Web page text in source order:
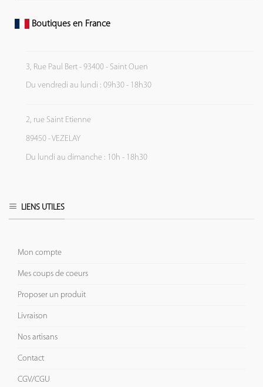
Boutiques en France
3, Rue Paul Bert - 93400 - Saint Ouen
Du vendredi au lundi : 09h30 - 18h30
2, rue Saint Etienne
89450 - VEZELAY
Du lundi au dimanche : 10h - 18h30
LIENS UTILES
Mon compte
Mes coups de coeurs
Proposer un produit
Livraison
Nos artisans
Contact
CGV/CGU